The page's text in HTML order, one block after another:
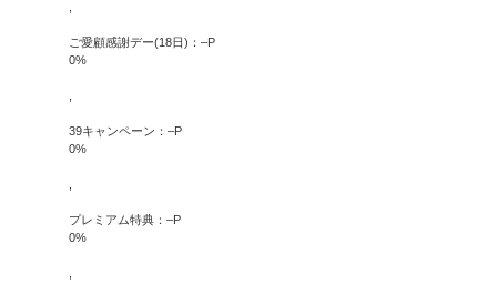
,
ご愛顧感謝デー(18日)： –P
0%
,
39キャンペーン： –P
0%
,
プレミアム特典： –P
0%
,